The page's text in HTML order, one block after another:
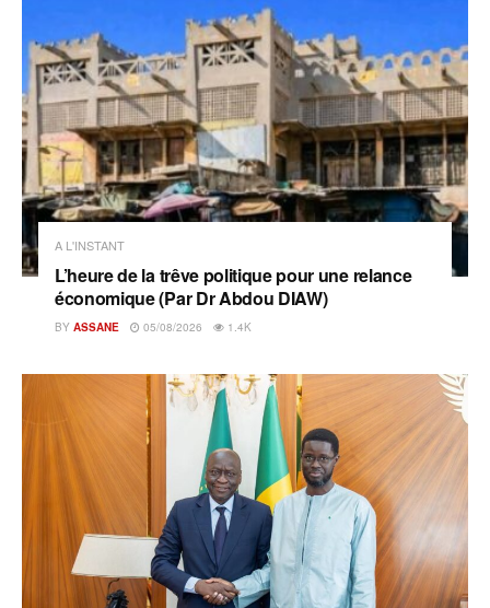
A L'INSTANT
L’heure de la trêve politique pour une relance
économique (Par Dr Abdou DIAW)
BY ASSANE 05/08/2026 1.4K